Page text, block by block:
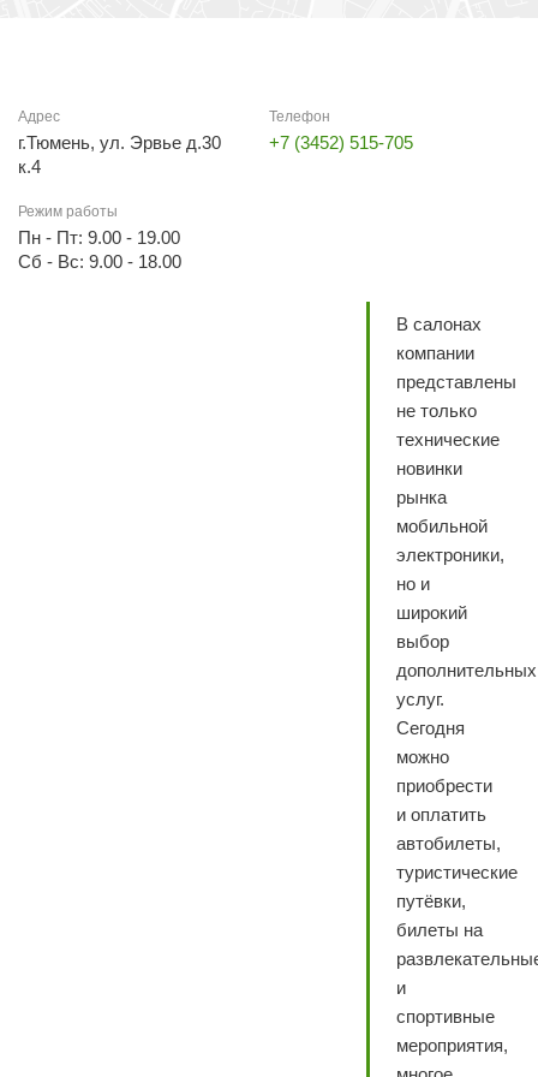
Адрес
г.Тюмень, ул. Эрвье д.30
к.4
Телефон
+7 (3452) 515-705
Режим работы
Пн - Пт: 9.00 - 19.00
Сб - Вс: 9.00 - 18.00
В салонах
компании
представлены
не только
технические
новинки
рынка
мобильной
электроники,
но и
широкий
выбор
дополнительных
услуг.
Сегодня
можно
приобрести
и оплатить
автобилеты,
туристические
путёвки,
билеты на
и
спортивные
мероприятия,